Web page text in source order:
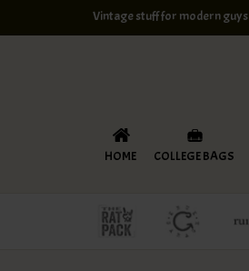
Vintage stuff for modern guys
HOME COLLEGE BAGS